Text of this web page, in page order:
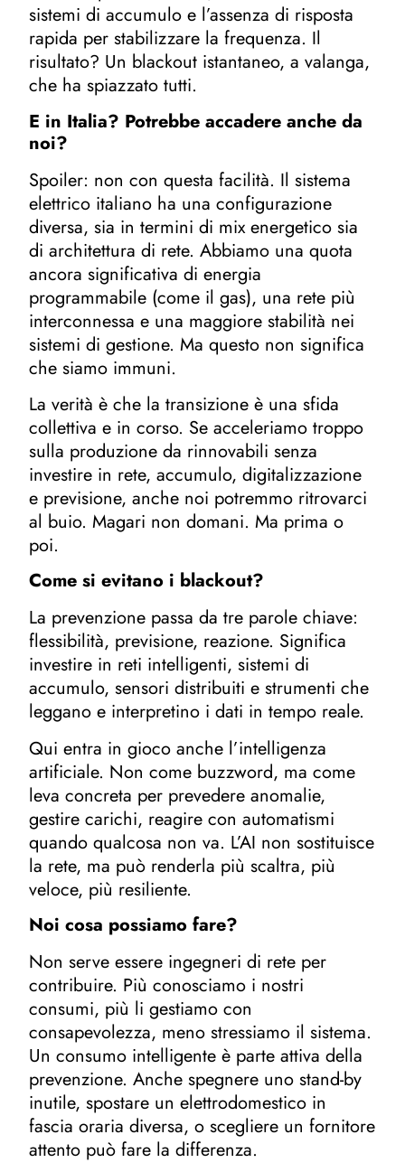
sistemi di accumulo e l’assenza di risposta
rapida per stabilizzare la frequenza. Il
risultato? Un blackout istantaneo, a valanga,
che ha spiazzato tutti.
E in Italia? Potrebbe accadere anche da
noi?
Spoiler: non con questa facilità. Il sistema
elettrico italiano ha una configurazione
diversa, sia in termini di mix energetico sia
di architettura di rete. Abbiamo una quota
ancora significativa di energia
programmabile (come il gas), una rete più
interconnessa e una maggiore stabilità nei
sistemi di gestione. Ma questo non significa
che siamo immuni.
La verità è che la transizione è una sfida
collettiva e in corso. Se acceleriamo troppo
sulla produzione da rinnovabili senza
investire in rete, accumulo, digitalizzazione
e previsione, anche noi potremmo ritrovarci
al buio. Magari non domani. Ma prima o
poi.
Come si evitano i blackout?
La prevenzione passa da tre parole chiave:
flessibilità, previsione, reazione. Significa
investire in reti intelligenti, sistemi di
accumulo, sensori distribuiti e strumenti che
leggano e interpretino i dati in tempo reale.
Qui entra in gioco anche l’intelligenza
artificiale. Non come buzzword, ma come
leva concreta per prevedere anomalie,
gestire carichi, reagire con automatismi
quando qualcosa non va. L’AI non sostituisce
la rete, ma può renderla più scaltra, più
veloce, più resiliente.
Noi cosa possiamo fare?
Non serve essere ingegneri di rete per
contribuire. Più conosciamo i nostri
consumi, più li gestiamo con
consapevolezza, meno stressiamo il sistema.
Un consumo intelligente è parte attiva della
prevenzione. Anche spegnere uno stand-by
inutile, spostare un elettrodomestico in
fascia oraria diversa, o scegliere un fornitore
attento può fare la differenza.